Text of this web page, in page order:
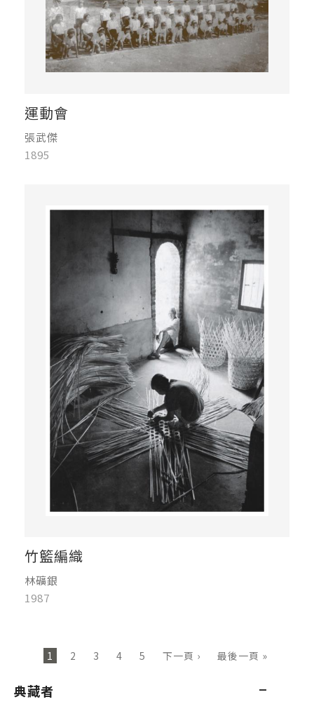
運動會
張武傑
1895
竹籃編織
林礦銀
1987
頁面
1 2 3 4 5 下一頁 › 最後一頁 »
典藏者